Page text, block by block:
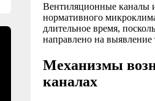
Вентиляционные каналы
нормативного
длительное время,
направлено на
Механизмы
каналах